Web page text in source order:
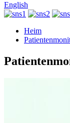
English
Heim